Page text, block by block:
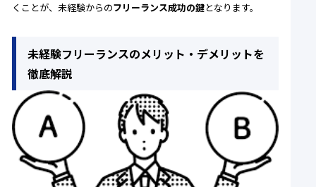
くことが、未経験からのフリーランス成功の鍵となります。
未経験フリーランスのメリット・デメリットを
徹底解説